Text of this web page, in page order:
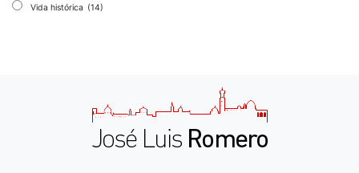
Vida histórica (14)